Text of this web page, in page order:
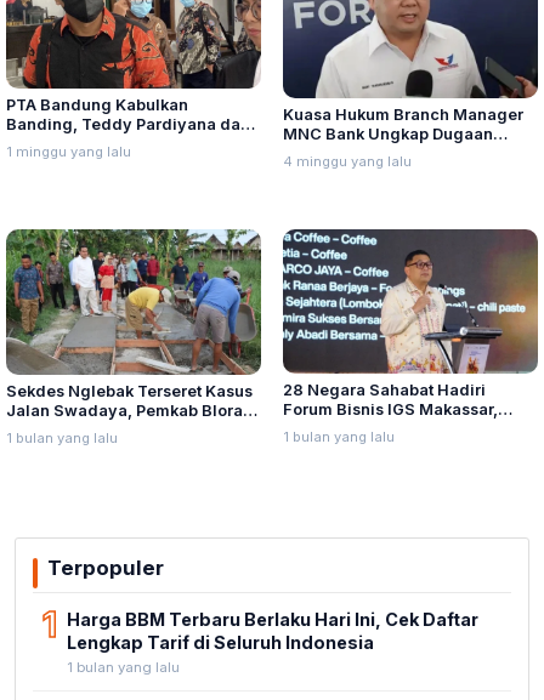
PTA Bandung Kabulkan
Banding, Teddy Pardiyana dan
Bintang Ditetapkan Ahli Waris
Lina Jubaedah
1 minggu yang lalu
Kuasa Hukum Branch Manager
MNC Bank Ungkap Dugaan
Penganiayaan oleh Hary Tanoe
di MNC Towe
4 minggu yang lalu
Sekdes Nglebak Terseret Kasus
Jalan Swadaya, Pemkab Blora
Sebut Pendampingan Hukum
Bukan Kewenangannya
1 bulan yang lalu
28 Negara Sahabat Hadiri
Forum Bisnis IGS Makassar,
Munafri Tawarkan Investasi
Stadion Untia
1 bulan yang lalu
Terpopuler
1 Harga BBM Terbaru Berlaku Hari Ini, Cek Daftar
Lengkap Tarif di Seluruh Indonesia
1 bulan yang lalu